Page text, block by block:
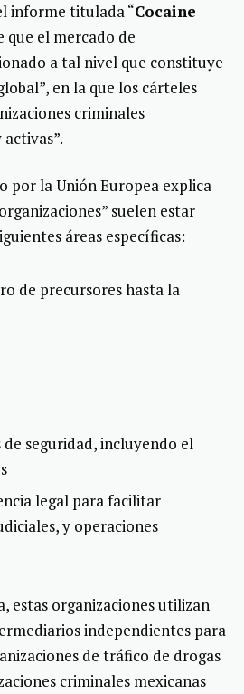
informe titulada “Cocaine
que el mercado de
a tal nivel que constituye
en la que los cárteles
criminales
por la Unión Europea explica
suelen estar
áreas específicas:
de precursores hasta la
de seguridad, incluyendo el
legal para facilitar
y operaciones
estas organizaciones utilizan
independientes para
de tráfico de drogas
criminales mexicanas